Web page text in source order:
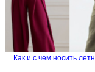
Как и с чем носить